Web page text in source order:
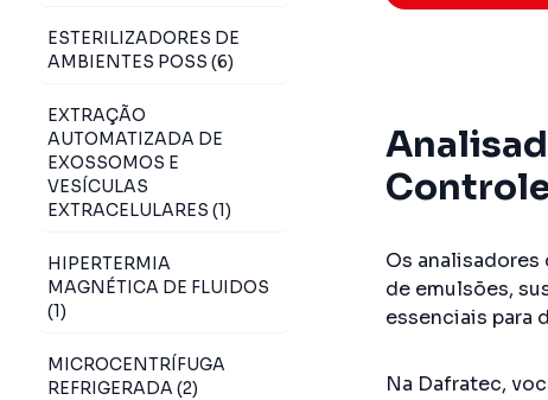
Os
de emulsões,
essenciais para
Na Dafratec,
ESTERILIZADORES DE
AMBIENTES POSS (6)
EXTRAÇÃO
AUTOMATIZADA DE
EXOSSOMOS E
VESÍCULAS
EXTRACELULARES (1)
HIPERTERMIA
MAGNÉTICA DE FLUIDOS
(1)
MICROCENTRÍFUGA
REFRIGERADA (2)